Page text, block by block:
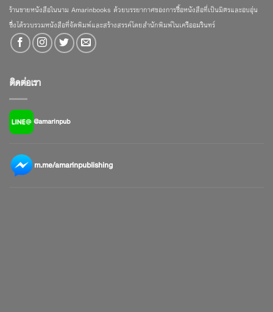
ร้านขายหนังสือในนาม Amarinbooks ด้วยบรรยากาศของการซื้อหนังสือที่เป็นมิตรและอบอุ่น
ซึ่งได้รวบรวมหนังสือที่จัดพิมพ์และสร้างสรรค์โดยสำนักพิมพ์ในเครืออมรินทร์
ติดต่อเรา
@amarinpub
m.me/amarinpublishing